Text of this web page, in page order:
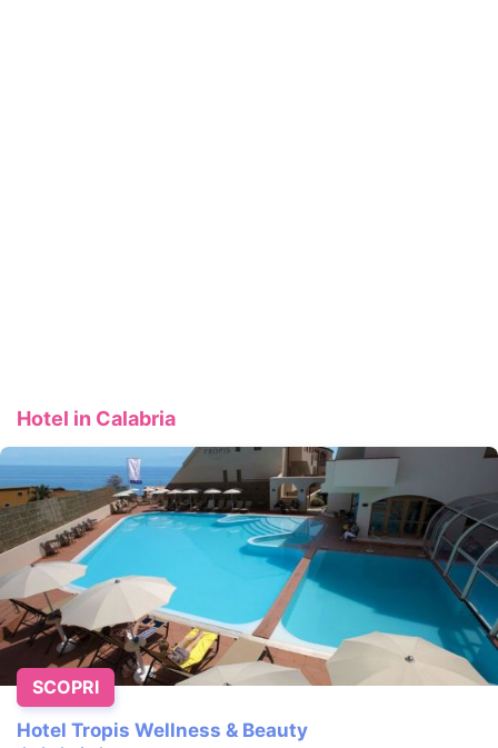
Hotel in Calabria
Hotel Tropis Wellness & Beauty
SCOPRI